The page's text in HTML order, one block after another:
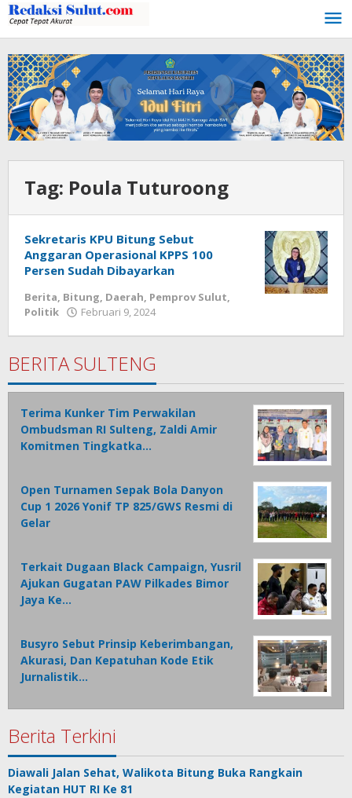
Lewati
ke
konten
Tag: Poula Tuturoong
Sekretaris KPU Bitung Sebut
Anggaran Operasional KPPS 100
Persen Sudah Dibayarkan
Berita, Bitung, Daerah, Pemprov Sulut,
Politik
Februari 9, 2024
BERITA SULTENG
Terima Kunker Tim Perwakilan
Ombudsman RI Sulteng, Zaldi Amir
Komitmen Tingkatka…
Open Turnamen Sepak Bola Danyon
Cup 1 2026 Yonif TP 825/GWS Resmi di
Gelar
Terkait Dugaan Black Campaign, Yusril
Ajukan Gugatan PAW Pilkades Bimor
Jaya Ke…
Busyro Sebut Prinsip Keberimbangan,
Akurasi, Dan Kepatuhan Kode Etik
Jurnalistik…
Berita Terkini
Diawali Jalan Sehat, Walikota Bitung Buka Rangkain
Kegiatan HUT RI Ke 81